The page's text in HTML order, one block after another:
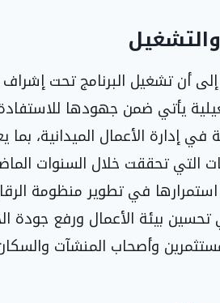
إلى أن تشغيل البرنامج تحت
يأتي ضمن جهودها
في إدارة الأعمال الميدانية،
التي تحققت خلال السنوات
في تطوير منظومة
بيئة الأعمال ورفع
وأصحاب المنشآت